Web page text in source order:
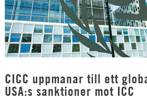
CICC uppmanar till ett
USA:s sanktioner mot ICC